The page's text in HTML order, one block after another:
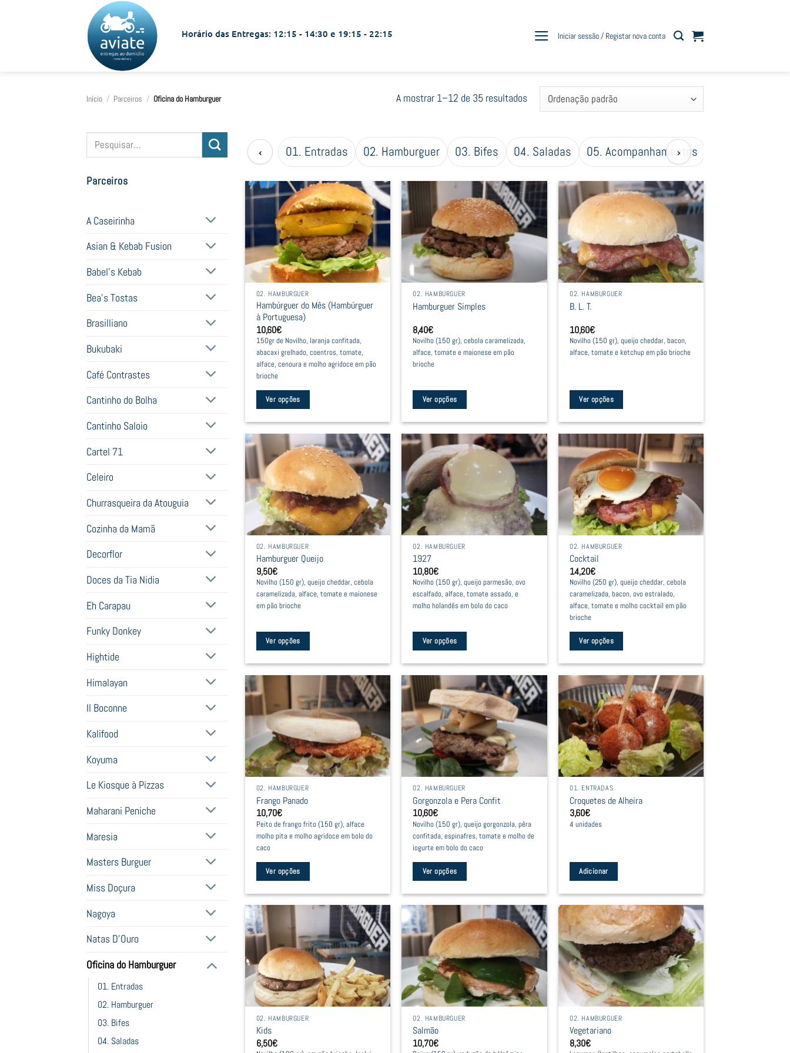
Horário das Entregas: 12:15 - 14:30 e 19:15 - 22:15 Iniciar sessão / Registar nova conta
Início / Parceiros / Oficina do Hamburguer A mostrar 1–12 de 35 resultados
Pesquisar
Parceiros
A Caseirinha
Asian & Kebab Fusion
Babel's Kebab
Bea's Tostas
Brasilliano
Bukubaki
Café Contrastes
Cantinho do Bolha
Cantinho Saloio
Cartel 71
Celeiro
Churrasqueira da Atouguia
Cozinha da Mamã
Decorflor
Doces da Tia Nidia
Eh Carapau
Funky Donkey
Hightide
Himalayan
Il Boconne
Kalifood
Koyuma
Le Kiosque à Pizzas
Maharani Peniche
Maresia
Masters Burguer
Miss Doçura
Nagoya
Natas D'Ouro
Oficina do Hamburguer
01. Entradas
02. Hamburguer
03. Bifes
04. Saladas
‹ ›
01. Entradas 02. Hamburguer 03. Bifes 04. Saladas 05. Acompanhamentos
02. HAMBURGUER
Hambúrguer do Mês (Hambúrguer
à Portuguesa)
10,60€
150gr de Novilho, laranja confitada,
abacaxi grelhado, coentros, tomate,
alface, cenoura e molho agridoce em pão
brioche
Ver opções
has
multiple
variants.
The
options
may
be
chosen
on
the
product
page
02. HAMBURGUER
Hamburguer Simples
8,40€
Novilho (150 gr), cebola caramelizada,
alface, tomate e maionese em pão
brioche
Ver opções
has
multiple
variants.
The
options
may
be
chosen
on
the
product
page
02. HAMBURGUER
B. L. T.
10,60€
Novilho (150 gr), queijo cheddar, bacon,
alface, tomate e ketchup em pão brioche
Ver opções
has
multiple
variants.
The
options
may
be
chosen
on
the
product
page
02. HAMBURGUER
Hamburguer Queijo
9,50€
Novilho (150 gr), queijo cheddar, cebola
caramelizada, alface, tomate e maionese
em pão brioche
Ver opções
product
has
multiple
variants.
The
options
may
be
chosen
on
the
product
page
02. HAMBURGUER
1927
10,80€
Novilho (150 gr), queijo parmesão, ovo
escalfado, alface, tomate assado, e
molho holandês em bolo do caco
Ver opções
product
has
multiple
variants.
The
options
may
be
chosen
on
the
product
page
02. HAMBURGUER
Cocktail
14,20€
Novilho (250 gr), queijo cheddar, cebola
caramelizada, bacon, ovo estralado,
alface, tomate e molho cocktail em pão
brioche
Ver opções
product
has
multiple
variants.
The
options
may
be
chosen
on
the
02. HAMBURGUER
Frango Panado
10,70€
Peito de frango frito (150 gr), alface
molho pita e molho agridoce em bolo do
caco
Ver opções
product
has
multiple
variants.
The
options
may
be
chosen
on
the
02. HAMBURGUER
Gorgonzola e Pera Confit
10,60€
Novilho (150 gr), queijo gorgonzola, pêra
confitada, espinafres, tomate e molho de
iogurte em bolo do caco
Ver opções
product
has
multiple
variants.
The
options
may
be
chosen
on
the
01. ENTRADAS
Croquetes de Alheira
3,60€
4 unidades
Adicionar
02. HAMBURGUER
Kids
6,50€
02. HAMBURGUER
Salmão
10,70€
02. HAMBURGUER
Vegetariano
8,30€